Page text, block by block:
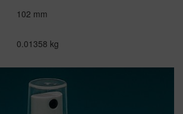
102 mm
0.01358 kg